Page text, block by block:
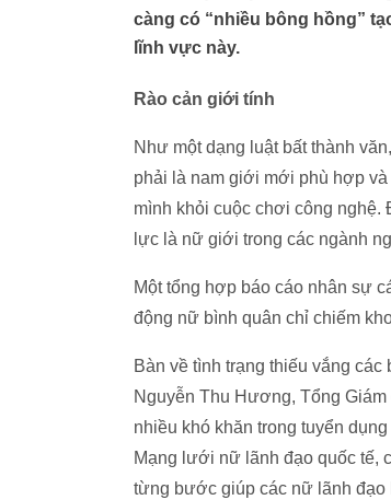
càng có “nhiều bông hồng”
lĩnh vực này.
Rào cản giới tính
Như một dạng luật bất thành
phải là nam giới mới phù hợp
mình khỏi cuộc chơi công nghệ.
lực là nữ giới trong các ngành
Một tổng hợp báo cáo nhân sự
động nữ bình quân chỉ chiếm
Bàn về tình trạng thiếu vắng
Nguyễn Thu Hương, Tổng
nhiều khó khăn trong tuyển
Mạng lưới nữ lãnh đạo quốc tế,
từng bước giúp các nữ lãnh đạo